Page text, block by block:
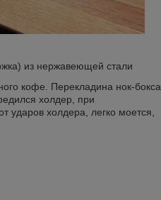
из нержавеющей стали
кофе. Перекладина нок-бокса
холдер, при
ударов холдера, легко моется,